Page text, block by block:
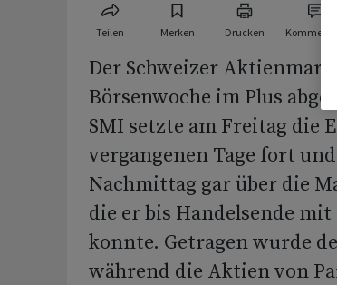
Teilen Merken Drucken
Der Schweizer
Börsenwoche im Plus
SMI setzte am Freitag die
vergangenen Tage fort
Nachmittag gar über die
die er bis Handelsende
konnte. Getragen wurde
während die Aktien von